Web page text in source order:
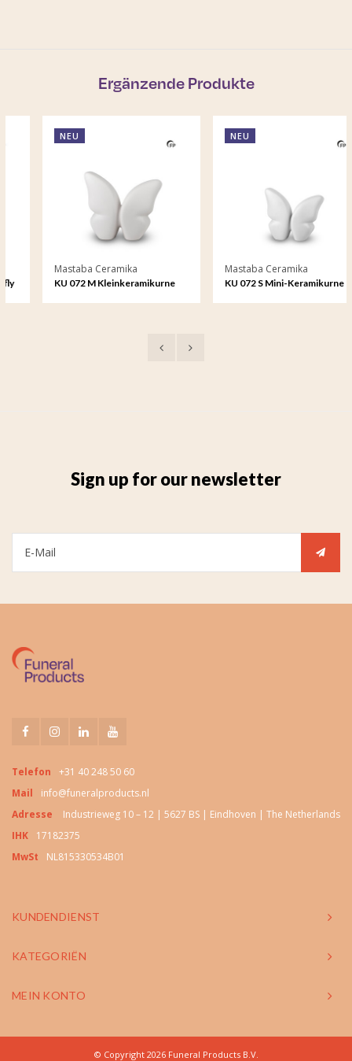
Ergänzende Produkte
Mastaba Ceramika
KU 072 M Kleinkeramikurne
Mastaba Ceramika
KU 072 S Mini-Keramikurne
Sign up for our newsletter
Telefon
+31 40 248 50 60
Mail
info@funeralproducts.nl
Adresse
Industrieweg 10 – 12 | 5627 BS | Eindhoven | The Netherlands
IHK
17182375
MwSt
NL815330534B01
KUNDENDIENST
KATEGORIËN
MEIN KONTO
© Copyright 2026 Funeral Products B.V.